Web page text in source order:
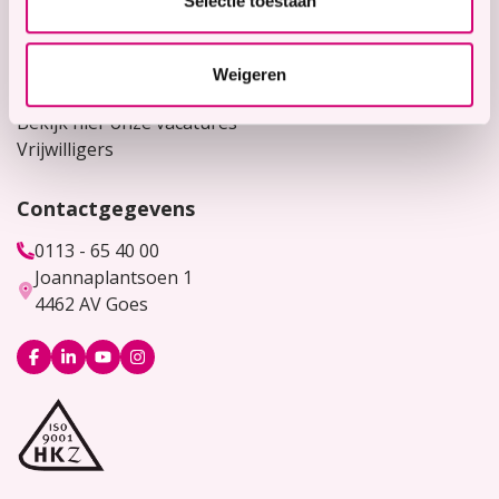
Weigeren
Voor verwijzers
Bekijk hier onze vacatures
Vrijwilligers
Contactgegevens
0113 - 65 40 00
Joannaplantsoen 1
4462 AV Goes
Logo
Facebook
Logo
LinkedIn
LogoLogo